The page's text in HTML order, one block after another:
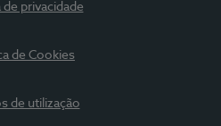
de privacidade
de Cookies
de utilização